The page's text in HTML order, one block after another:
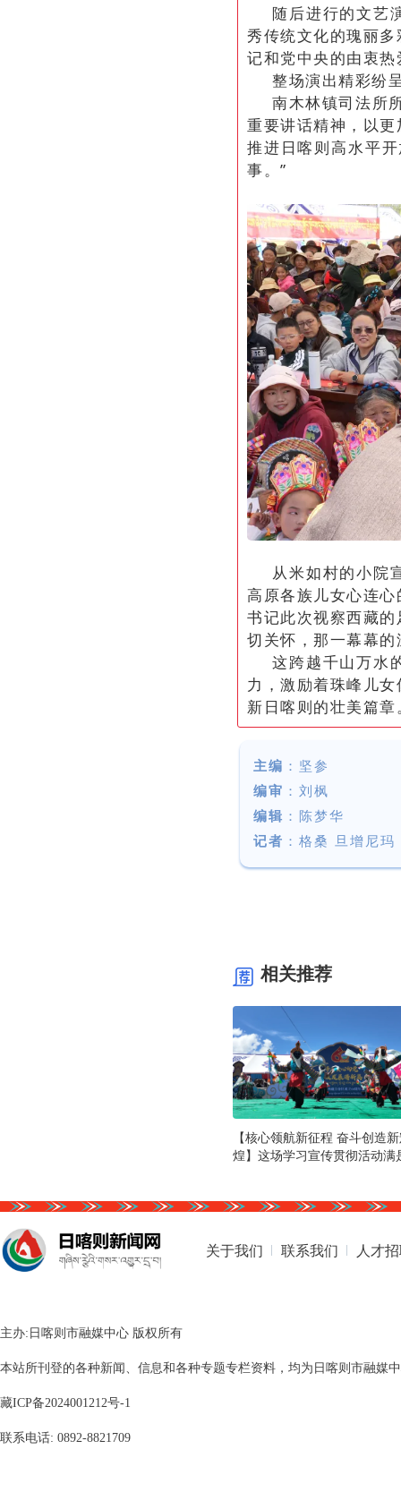
随后进行的文艺
秀传统文化的瑰丽
记和党中央的由衷
整场演出精彩纷
南木林镇司法所
重要讲话精神，以
推进日喀则高水平
事。”
从米如村的小院
高原各族儿女心连
书记此次视察西藏
切关怀，那一幕幕
这跨越千山万水
力，激励着珠峰儿
新日喀则的壮美篇章
主编 ：坚参
编审 ：刘枫
编辑 ：陈梦华
记者 ： 格桑 旦增尼玛
相关推荐
【核心领航新征程 奋斗创造
煌】这场学习宣传贯彻活动满
关于我们 联系我们 人才
主办:日喀则市融媒中心 版权所有
本站所刊登的各种新闻、信息和各种专题专栏资料，均为日喀则市融媒
藏ICP备2024001212号-1
联系电话: 0892-8821709